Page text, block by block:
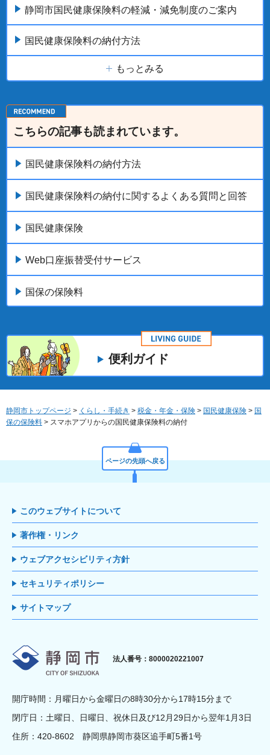
静岡市国民健康保険料の軽減・減免制度のご案内
国民健康保険料の納付方法
もっとみる
こちらの記事も読まれています。
国民健康保険料の納付方法
国民健康保険料の納付に関するよくある質問と回答
国民健康保険
Web口座振替受付サービス
国保の保険料
便利ガイド
静岡市トップページ > くらし・手続き > 税金・年金・保険 > 国民健康保険 > 国
保の保険料 > スマホアプリからの国民健康保険料の納付
ページの先頭へ戻る
このウェブサイトについて
著作権・リンク
ウェブアクセシビリティ方針
セキュリティポリシー
サイトマップ
静岡市
法人番号：8000020221007
開庁時間：月曜日から金曜日の8時30分から17時15分まで
閉庁日：土曜日、日曜日、祝休日及び12月29日から翌年1月3日
住所：420-8602 静岡県静岡市葵区追手町5番1号